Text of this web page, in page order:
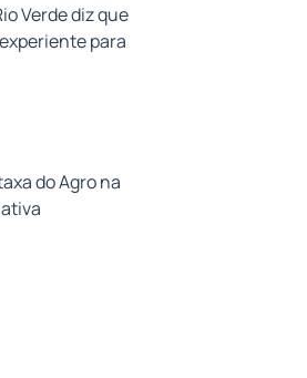
Verde diz que
para
do Agro na